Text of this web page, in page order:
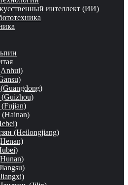
интеллект (ИИ)
(Heilongjiang)